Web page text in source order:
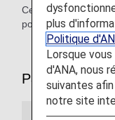
Cette page fournit
posées.
Passagers à
plus
Politique
Lorsque
d'ANA, nous
suivantes
notre site